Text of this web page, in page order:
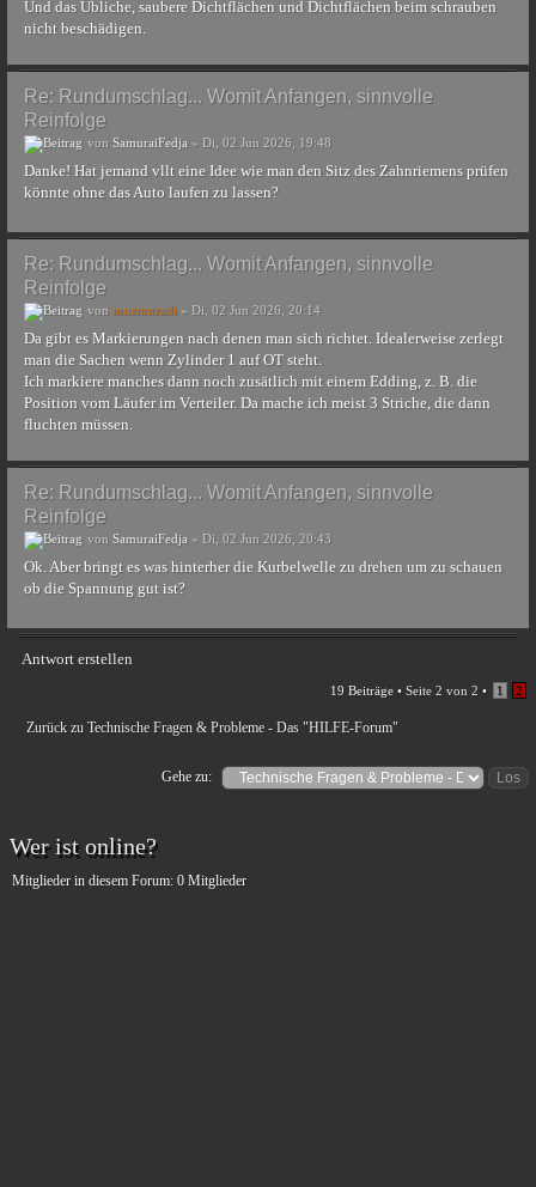
Und das Übliche, saubere Dichtflächen und Dichtflächen beim schrauben
nicht beschädigen.
Re: Rundumschlag... Womit Anfangen, sinnvolle
Reinfolge
von SamuraiFedja » Di, 02 Jun 2026, 19:48
Danke! Hat jemand vllt eine Idee wie man den Sitz des Zahnriemens prüfen
könnte ohne das Auto laufen zu lassen?
Re: Rundumschlag... Womit Anfangen, sinnvolle
Reinfolge
von muzmuzadi » Di, 02 Jun 2026, 20:14
Da gibt es Markierungen nach denen man sich richtet. Idealerweise zerlegt
man die Sachen wenn Zylinder 1 auf OT steht.
Ich markiere manches dann noch zusätlich mit einem Edding, z. B. die
Position vom Läufer im Verteiler. Da mache ich meist 3 Striche, die dann
fluchten müssen.
Re: Rundumschlag... Womit Anfangen, sinnvolle
Reinfolge
von SamuraiFedja » Di, 02 Jun 2026, 20:43
Ok. Aber bringt es was hinterher die Kurbelwelle zu drehen um zu schauen
ob die Spannung gut ist?
Antwort erstellen
19 Beiträge • Seite 2 von 2 • 1 2
Zurück zu Technische Fragen & Probleme - Das "HILFE-Forum"
Gehe zu:
Wer ist online?
Mitglieder in diesem Forum: 0 Mitglieder